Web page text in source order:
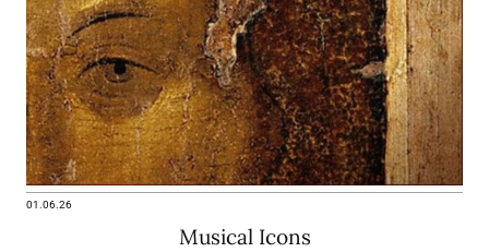
01.06.26
Musical Icons